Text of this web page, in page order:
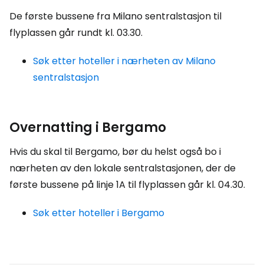
De første bussene fra Milano sentralstasjon til
flyplassen går rundt kl. 03.30.
Søk etter hoteller i nærheten av Milano
sentralstasjon
Overnatting i Bergamo
Hvis du skal til Bergamo, bør du helst også bo i
nærheten av den lokale sentralstasjonen, der de
første bussene på linje 1A til flyplassen går kl. 04.30.
Søk etter hoteller i Bergamo